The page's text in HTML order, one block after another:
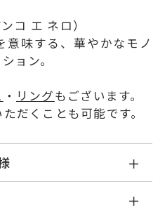
ンコ エ ネロ）
意味する、華やかなモノ
ョン。
・ リングもございます。
だくことも可能です。